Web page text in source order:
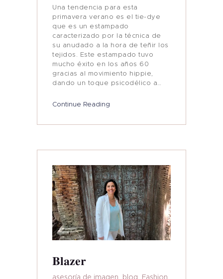
Una tendencia para esta
primavera verano es el tie-dye
que es un estampado
caracterizado por la técnica de
su anudado a la hora de teñir los
tejidos. Este estampado tuvo
mucho éxito en los años 60
gracias al movimiento hippie,
dando un toque psicodélico a…
Continue Reading
Blazer
asesoría de imagen blog Fashion